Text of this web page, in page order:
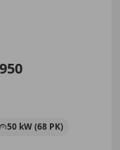
50 kW (68 PK)